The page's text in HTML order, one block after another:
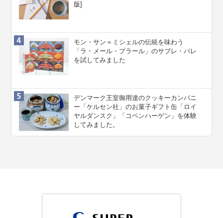
版]
モン・サン＝ミシェルの伝統を味わう
「ラ・メール・プラール」のサブレ・パレ
を試してみました
デンマーク王室御用達のクッキーカンパニ
ー「ケルセン社」のお菓子ギフト缶「ロイ
ヤルダンスク」「コペンハーゲン」を体験
してみました。